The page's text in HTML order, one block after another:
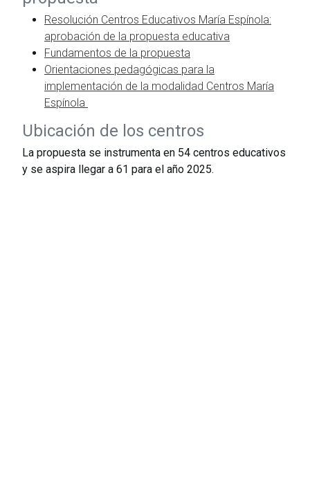
Resolución Centros Educativos María Espínola:
aprobación de la propuesta educativa
Fundamentos de la propuesta
Orientaciones pedagógicas para la
implementación de la modalidad Centros María
Espínola
Ubicación de los centros
La propuesta se instrumenta en 54 centros educativos
y se aspira llegar a 61 para el año 2025.